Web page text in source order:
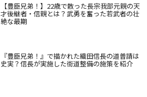
【豊臣兄弟！】22歳で散った長宗我部元親の天
才後継者・信親とは？武勇を奮った若武者の壮
絶な最期
『豊臣兄弟！』で描かれた織田信長の道普請は
史実？信長が実施した街道整備の施策を紹介